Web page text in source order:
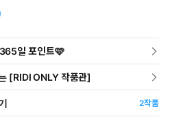
일 포인트🩷
[RIDI ONLY 작품관]
2작품